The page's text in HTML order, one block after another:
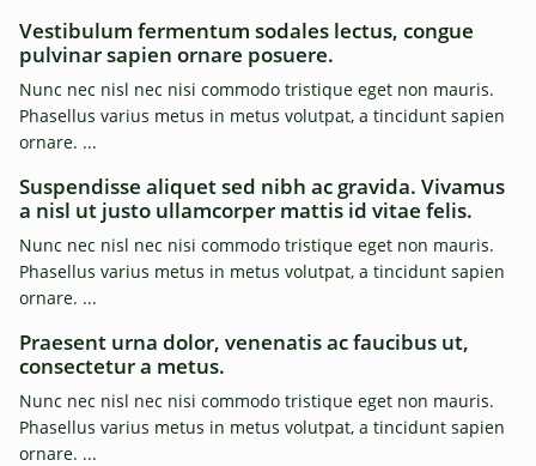
Vestibulum fermentum sodales lectus, congue
pulvinar sapien ornare posuere.
Nunc nec nisl nec nisi commodo tristique eget non mauris.
Phasellus varius metus in metus volutpat, a tincidunt sapien
ornare. ...
Suspendisse aliquet sed nibh ac gravida. Vivamus
a nisl ut justo ullamcorper mattis id vitae felis.
Nunc nec nisl nec nisi commodo tristique eget non mauris.
Phasellus varius metus in metus volutpat, a tincidunt sapien
ornare. ...
Praesent urna dolor, venenatis ac faucibus ut,
consectetur a metus.
Nunc nec nisl nec nisi commodo tristique eget non mauris.
Phasellus varius metus in metus volutpat, a tincidunt sapien
ornare. ...